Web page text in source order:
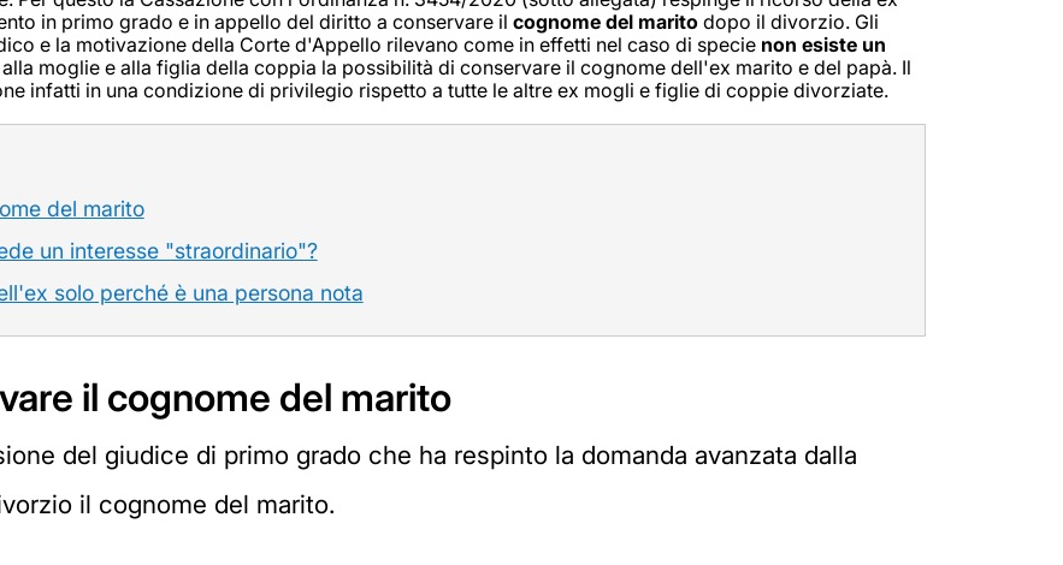
in primo grado e in appello del diritto a conservare il cognome del marito dopo il divorzio. Gli
e la motivazione della Corte d'Appello rilevano come in effetti nel caso di specie non esiste un
moglie e alla figlia della coppia la possibilità di conservare il cognome dell'ex marito e del papà. Il
infatti in una condizione di privilegio rispetto a tutte le altre ex mogli e figlie di coppie divorziate.
del marito
un interesse "straordinario"?
solo perché è una persona nota
il cognome del marito
del giudice di primo grado che ha respinto la domanda avanzata dalla
il cognome del marito.